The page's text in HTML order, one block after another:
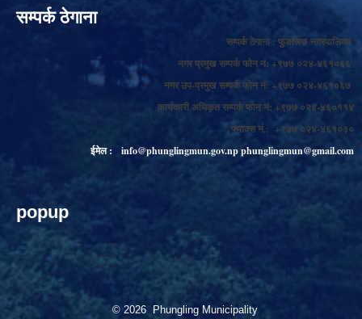
सम्पर्क ठेगाना
सम्पर्क ठेगाना : फुङलिङ नगरपालिका
नगर प्रमुख सम्पर्क फोन नं: +९७७ ०२४-४६१०६६
नगर उप-प्रमुख सम्पर्क फोन नं: +९७७ ०२४-४६१०६७
कार्यकारी अधिकृत सम्पर्क फोन नं: +९७७ ०२४-४६०११४
फ्याक्स नं.: +९७७ ०२४-४६१०३०
ईमेल :
info@phunglingmun.gov.npphunglingmun@gmail.com
popup
© 2026 Phungling Municipality